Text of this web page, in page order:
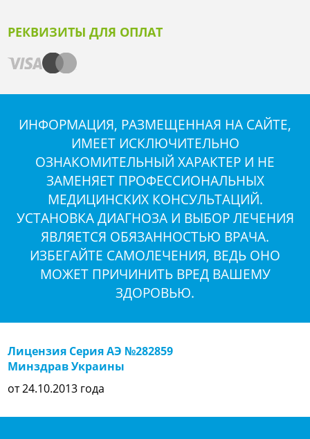
РЕКВИЗИТЫ ДЛЯ ОПЛАТ
ИНФОРМАЦИЯ, РАЗМЕЩЕННАЯ НА САЙТЕ,
ИМЕЕТ ИСКЛЮЧИТЕЛЬНО
ОЗНАКОМИТЕЛЬНЫЙ ХАРАКТЕР И НЕ
ЗАМЕНЯЕТ ПРОФЕССИОНАЛЬНЫХ
МЕДИЦИНСКИХ КОНСУЛЬТАЦИЙ.
УСТАНОВКА ДИАГНОЗА И ВЫБОР ЛЕЧЕНИЯ
ЯВЛЯЕТСЯ ОБЯЗАННОСТЬЮ ВРАЧА.
ИЗБЕГАЙТЕ САМОЛЕЧЕНИЯ, ВЕДЬ ОНО
МОЖЕТ ПРИЧИНИТЬ ВРЕД ВАШЕМУ
ЗДОРОВЬЮ.
Лицензия Серия АЭ №282859
Минздрав Украины
от 24.10.2013 года